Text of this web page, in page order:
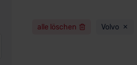
alle löschen Volvo